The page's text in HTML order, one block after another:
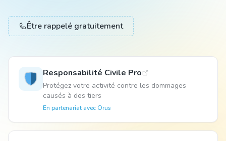
Animal
Être rappelé gratuitement
Responsabilité Civile Pro
Protégez votre activité contre les dommages
causés à des tiers
En partenariat avecOrus